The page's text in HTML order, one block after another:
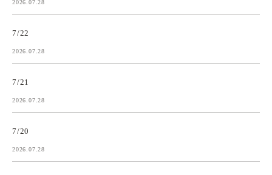
2026.07.28
7/22
2026.07.28
7/21
2026.07.28
7/20
2026.07.28